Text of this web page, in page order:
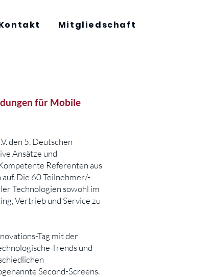
Mitgliedschaft
für Mobile
den 5. Deutschen
Ansätze und
Referenten aus
Die 60 Teilnehmer/-
Technologien sowohl im
Vertrieb und Service zu
Tag mit der
Trends und
Second-Screens.